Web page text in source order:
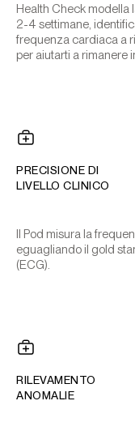
Health Check modella
2-4 settimane,
frequenza cardiaca a
per aiutarti a rimanere
PRECISIONE DI
LIVELLO CLINICO
Il Pod misura la
eguagliando il gold
(ECG).
RILEVAMENTO
ANOMALIE